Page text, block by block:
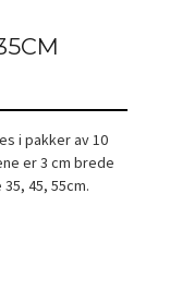
i pakker av 10
er 3 cm brede
45, 55cm.